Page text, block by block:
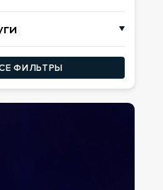
ФИЛЬТРЫ